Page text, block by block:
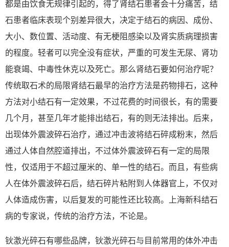
都是由饮食无规律引起的，得了肾结石患者会十分痛苦，结
石患者临床表现个别差异很大，决定于结石的病因、成份、
大小、数位置、活动度、有无梗阻感染以及肾实质病理损害
的程度。轻者可以完全没有症状，严重的可发生无尿、肾功
能衰竭、中毒性休克以及死亡。那么肾结石要如何治疗呢？
传统取石术的局限肾结石最早的治疗方法是药物排石，这种
方法对小结石有一定效果，不过花费的时间很长，有的需要
几个月，甚至几年才能排出结石，有的则无法排出。后来，
出现体外震波碎石治疗，通过冲击波将结石碎成粉末，然后
通过人体自然腔道排出，不过体外震波碎石有一定的局限
性，仅适用于不超过厘米的、单一性的结石。而且，有些病
人在体外震波碎石后，结石碎片粘附到人体器官上，不仅对
人体造成伤害，以后复发的可能性还比较高。上海新科结石
病的专家说，传统的治疗方法，不论是。
钬激光碎石有哪些品牌，钬激光碎石与目前常用的体外冲击